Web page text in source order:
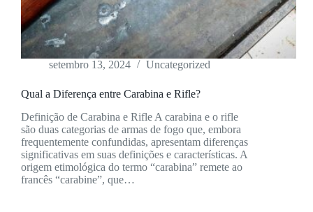
setembro 13, 2024 Uncategorized
Qual a Diferença entre Carabina e Rifle?
Definição de Carabina e Rifle A carabina e o rifle
são duas categorias de armas de fogo que, embora
frequentemente confundidas, apresentam diferenças
significativas em suas definições e características. A
origem etimológica do termo “carabina” remete ao
francês “carabine”, que…